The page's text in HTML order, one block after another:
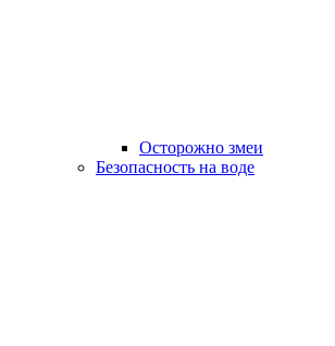
Осторожно змеи
Безопасность на воде